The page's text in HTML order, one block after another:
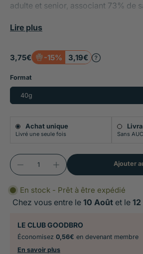
adulte et senior, associant 73% de
vitamine D3 par procédé breveté,
confort articulaire.
Lire plus
3,75€ -15% 3,19€
Format
40g
Achat unique
Livré une seule fois Sans
Ajouter
En stock - Prêt à être expédié
Chez vous entre le 10 Août et le
LE CLUB GOODBRO
Économisez 0,56€ en devenant membre
En savoir plus